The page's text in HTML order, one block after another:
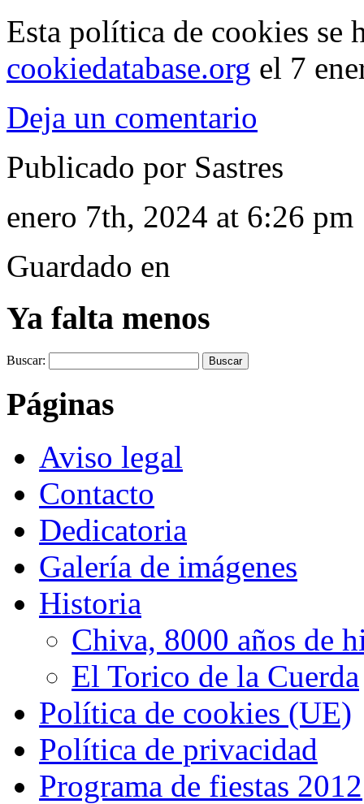
Esta política de cookies se
cookiedatabase.org el 7
Deja un comentario
Publicado por Sastres
enero 7th, 2024 at 6:26 pm
Guardado en
Ya falta menos
Buscar:
Páginas
Aviso legal
Contacto
Dedicatoria
Galería de imágenes
Historia
Chiva, 8000 años de
El Torico de la Cuerda
Política de cookies (UE)
Política de privacidad
Programa de fiestas 2012